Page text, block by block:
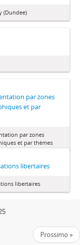
(Dundee)
par zones
et par
par zones
et par thèmes
libertaires
libertaires
Prossimo »